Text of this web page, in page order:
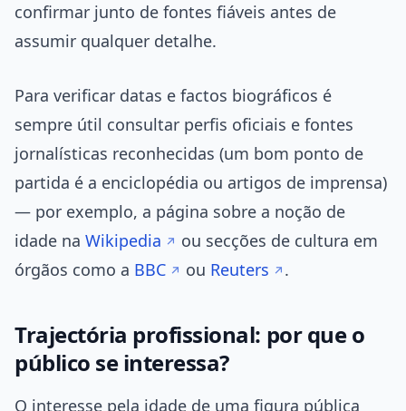
confirmar junto de fontes fiáveis antes de
assumir qualquer detalhe.
Para verificar datas e factos biográficos é
sempre útil consultar perfis oficiais e fontes
jornalísticas reconhecidas (um bom ponto de
partida é a enciclopédia ou artigos de imprensa)
— por exemplo, a página sobre a noção de
idade na Wikipedia
ou secções de cultura em
órgãos como a BBC ou Reuters .
Trajectória profissional: por que o
público se interessa?
O interesse pela idade de uma figura pública